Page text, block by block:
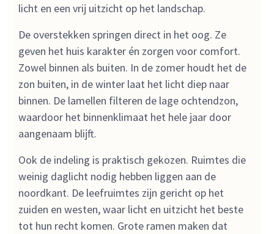
licht en een vrij uitzicht op het landschap.
De overstekken springen direct in het oog. Ze
geven het huis karakter én zorgen voor comfort.
Zowel binnen als buiten. In de zomer houdt het de
zon buiten, in de winter laat het licht diep naar
binnen. De lamellen filteren de lage ochtendzon,
waardoor het binnenklimaat het hele jaar door
aangenaam blijft.
Ook de indeling is praktisch gekozen. Ruimtes die
weinig daglicht nodig hebben liggen aan de
noordkant. De leefruimtes zijn gericht op het
zuiden en westen, waar licht en uitzicht het beste
tot hun recht komen. Grote ramen maken dat